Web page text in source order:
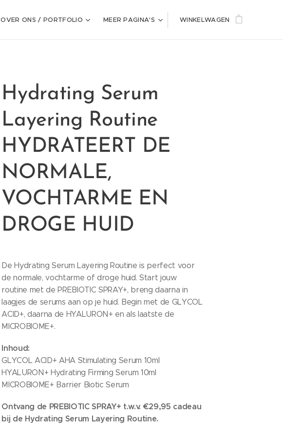
OVER ONS / PORTFOLIO MEER PAGINA'S WINKELWAGEN
Hydrating Serum
Layering Routine
HYDRATEERT DE
NORMALE,
VOCHTARME EN
DROGE HUID
De Hydrating Serum Layering Routine is perfect voor
de normale, vochtarme of droge huid. Start jouw
routine met de PREBIOTIC SPRAY+, breng daarna in
laagjes de serums aan op je huid. Begin met de GLYCOL
ACID+, daarna de HYALURON+ en als laatste de
MICROBIOME+.
Inhoud:
GLYCOL ACID+ AHA Stimulating Serum 10ml
HYALURON+ Hydrating Firming Serum 10ml
MICROBIOME+ Barrier Biotic Serum
Ontvang de PREBIOTIC SPRAY+ t.w.v. €29,95 cadeau
bij de Hydrating Serum Layering Routine.